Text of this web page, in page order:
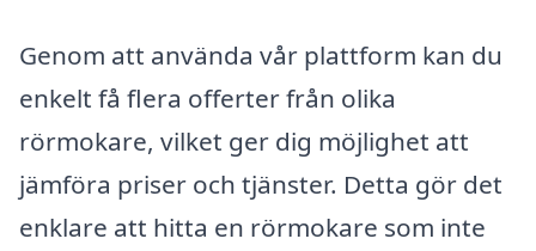
Genom att använda vår plattform kan du
enkelt få flera offerter från olika
rörmokare, vilket ger dig möjlighet att
jämföra priser och tjänster. Detta gör det
enklare att hitta en rörmokare som inte